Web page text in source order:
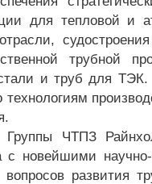
для тепловой и
трубной
и труб для ТЭК.
Группы ЧТПЗ
с новейшими
развития